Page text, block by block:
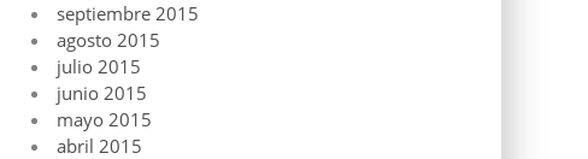
septiembre 2015
agosto 2015
julio 2015
junio 2015
mayo 2015
abril 2015